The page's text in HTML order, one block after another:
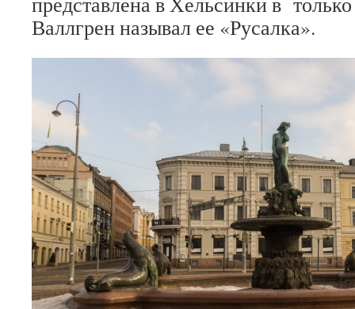
Валлгрен называл ее «Русалка».